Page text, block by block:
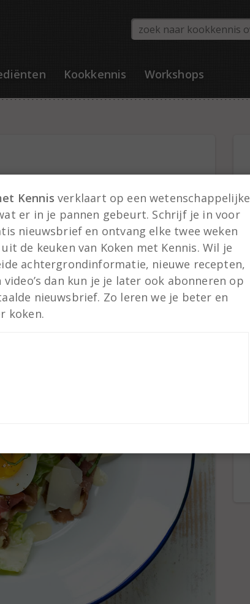
Kookkennis Workshops
Kennis verklaart op een wetenschappelijke
er in je pannen gebeurt. Schrijf je in voor
nieuwsbrief en ontvang elke twee weken
de keuken van Koken met Kennis. Wil je
achtergrondinformatie, nieuwe recepten,
video’s dan kun je je later ook abonneren op
nieuwsbrief. Zo leren we je beter en
koken.